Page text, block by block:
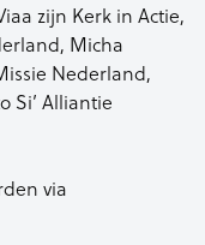
zijn Kerk in Actie,
Micha
Nederland,
Si’ Alliantie
via